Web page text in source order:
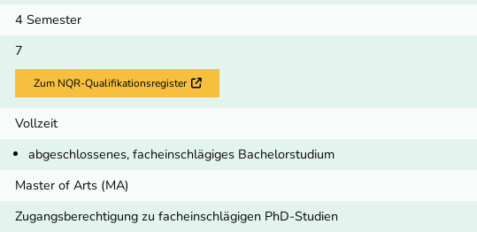
4 Semester
7
Zum NQR-Qualifikationsregister Externer Link
Vollzeit
abgeschlossenes, facheinschlägiges Bachelorstudium
Master of Arts (MA)
Zugangsberechtigung zu facheinschlägigen PhD-Studien